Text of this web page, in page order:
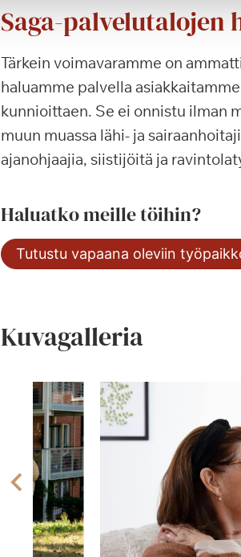
Saga-
Tärkein voimavaramme on
haluamme palvella
kunnioittaen. Se ei onnistu ilman
muun muassa lähi- ja
ajanohjaajia, siistijöitä ja
Haluatko meille töihin?
Tutustu vapaana oleviin
Kuvagalleria